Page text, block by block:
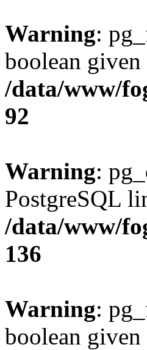
Warning:
boolean given
/data/www/
92
Warning:
PostgreSQL
/data/www/
136
Warning:
boolean given